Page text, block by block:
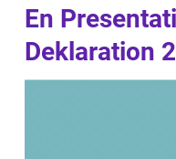
En
Deklaration